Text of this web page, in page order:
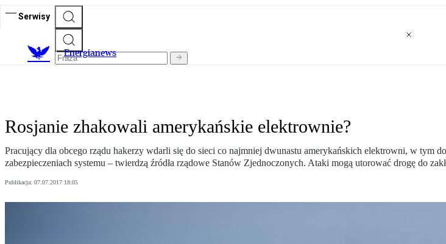
Serwisy
Energianews
Rosjanie zhakowali amerykańskie elektrownie?
Pracujący dla obcego rządu hakerzy wdarli się do sieci co najmniej dwunastu amerykańskich elektrowni, w tym
zabezpieczeniach systemu – twierdzą źródła rządowe Stanów Zjednoczonych. Ataki mogą utorować drogę do
Publikacja: 07.07.2017 18:05